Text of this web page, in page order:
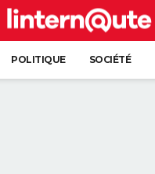
POLITIQUE SOCIÉTÉ